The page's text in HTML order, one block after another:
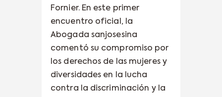
Fornier. En este primer
encuentro oficial, la
Abogada sanjosesina
comentó su compromiso por
los derechos de las mujeres y
diversidades en la lucha
contra la discriminación y la